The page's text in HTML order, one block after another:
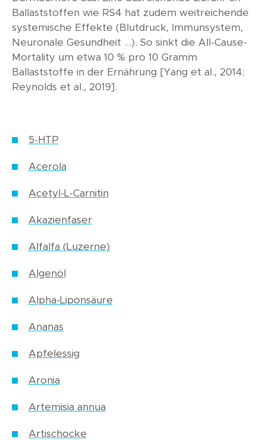
Ballaststoffen wie RS4 hat zudem weitreichende
systemische Effekte (Blutdruck, Immunsystem,
Neuronale Gesundheit …). So sinkt die All-Cause-
Mortality um etwa 10 % pro 10 Gramm
Ballaststoffe in der Ernährung [Yang et al., 2014;
Reynolds et al., 2019].
5-HTP
Acerola
Acetyl-L-Carnitin
Akazienfaser
Alfalfa (Luzerne)
Algenöl
Alpha-Liponsäure
Ananas
Apfelessig
Aronia
Artemisia annua
Artischocke